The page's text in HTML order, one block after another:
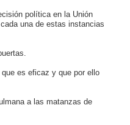
política en la Unión
una de estas instancias
es eficaz y que por ello
a las matanzas de